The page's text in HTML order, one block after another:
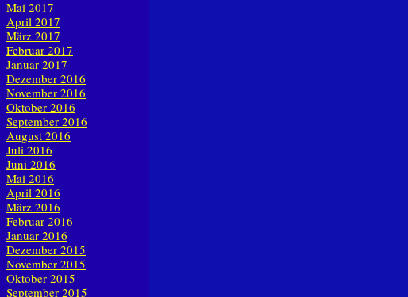
Mai 2017
April 2017
März 2017
Februar 2017
Januar 2017
Dezember 2016
November 2016
Oktober 2016
September 2016
August 2016
Juli 2016
Juni 2016
Mai 2016
April 2016
März 2016
Februar 2016
Januar 2016
Dezember 2015
November 2015
Oktober 2015
September 2015